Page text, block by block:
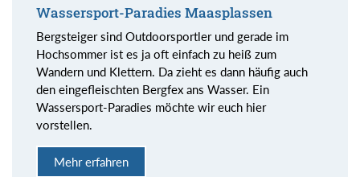
Wassersport-Paradies Maasplassen
Bergsteiger sind Outdoorsportler und gerade im
Hochsommer ist es ja oft einfach zu heiß zum
Wandern und Klettern. Da zieht es dann häufig auch
den eingefleischten Bergfex ans Wasser. Ein
Wassersport-Paradies möchte wir euch hier
vorstellen.
Mehr erfahren